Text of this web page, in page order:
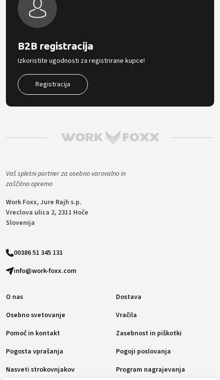
B2B registracija
Izkoristite ugodnosti za registrirane kupce!
Registracija
Vaš spletni partner za osebno varovalno in
zaščitno opremo
Work Foxx, Jure Rajh s.p.
Vreclova ulica 2, 2311 Hoče
Slovenija
00386 51 345 131
info@work-foxx.com
O nas
Osebno svetovanje
Pomoč in kontakt
Pogosta vprašanja
Nasveti strokovnjakov
Dostava
Vračila
Zasebnost in piškotki
Pogoji poslovanja
Program nagrajevanja